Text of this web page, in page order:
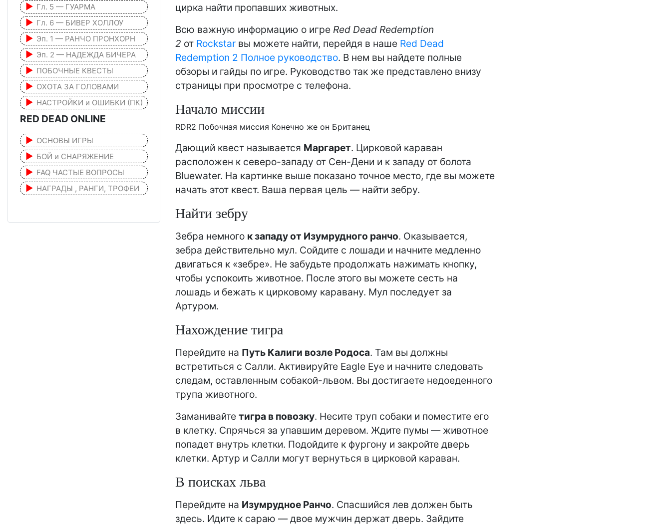
цирка найти пропавших животных.
Всю важную информацию о игре Red Dead Redemption
2 от Rockstar вы можете найти, перейдя в наше Red Dead
Redemption 2 Полное руководство. В нем вы найдете полные
обзоры и гайды по игре. Руководство так же представлено внизу
страницы при просмотре с телефона.
Начало миссии
RDR2 Побочная миссия Конечно же он Британец
Дающий квест называется Маргарет. Цирковой караван
расположен к северо-западу от Сен-Дени и к западу от болота
Bluewater. На картинке выше показано точное место, где вы можете
начать этот квест. Ваша первая цель — найти зебру.
Найти зебру
Зебра немного к западу от Изумрудного ранчо. Оказывается,
зебра действительно мул. Сойдите с лошади и начните медленно
двигаться к «зебре». Не забудьте продолжать нажимать кнопку,
чтобы успокоить животное. После этого вы можете сесть на
лошадь и бежать к цирковому каравану. Мул последует за
Артуром.
Нахождение тигра
Перейдите на Путь Калиги возле Родоса. Там вы должны
встретиться с Салли. Активируйте Eagle Eye и начните следовать
следам, оставленным собакой-львом. Вы достигаете недоеденного
трупа животного.
Заманивайте тигра в повозку. Несите труп собаки и поместите его
в клетку. Спрячься за упавшим деревом. Ждите пумы — животное
попадет внутрь клетки. Подойдите к фургону и закройте дверь
клетки. Артур и Салли могут вернуться в цирковой караван.
В поисках льва
Перейдите на Изумрудное Ранчо. Спасшийся лев должен быть
здесь. Идите к сараю — двое мужчин держат дверь. Зайдите
Гл. 5 — ГУАРМА
Гл. 6 — БИВЕР ХОЛЛОУ
Эп. 1 — РАНЧО ПРОНХОРН
Эп. 2 — НАДЕЖДА БИЧЕРА
ПОБОЧНЫЕ КВЕСТЫ
ОХОТА ЗА ГОЛОВАМИ
НАСТРОЙКИ и ОШИБКИ (ПК)
RED DEAD ONLINE
ОСНОВЫ ИГРЫ
БОЙ и СНАРЯЖЕНИЕ
FAQ ЧАСТЫЕ ВОПРОСЫ
НАГРАДЫ , РАНГИ, ТРОФЕИ